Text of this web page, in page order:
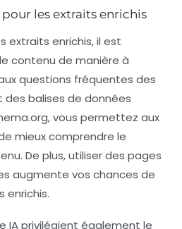
les extraits enrichis
extraits enrichis, il est
contenu de manière à
questions fréquentes des
des balises de données
, vous permettez aux
mieux comprendre le
De plus, utiliser des pages
augmente vos chances de
enrichis.
IA privilégient également le